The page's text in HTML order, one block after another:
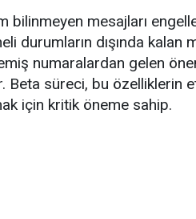
bilinmeyen mesajları
durumların dışında kalan
numaralardan gelen
Beta süreci, bu özelliklerin
için kritik öneme sahip.